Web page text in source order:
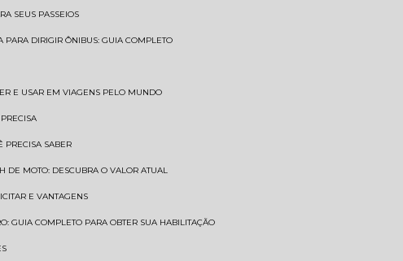
SEUS PASSEIOS
PARA DIRIGIR ÔNIBUS: GUIA COMPLETO
E USAR EM VIAGENS PELO MUNDO
PRECISA SABER
DE MOTO: DESCUBRA O VALOR ATUAL
E VANTAGENS
GUIA COMPLETO PARA OBTER SUA HABILITAÇÃO